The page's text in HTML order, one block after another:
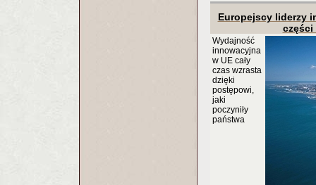
Europejscy liderzy
części
Wydajność
innowacyjna
w UE cały
czas wzrasta
dzięki
postępowi,
jaki
poczyniły
państwa